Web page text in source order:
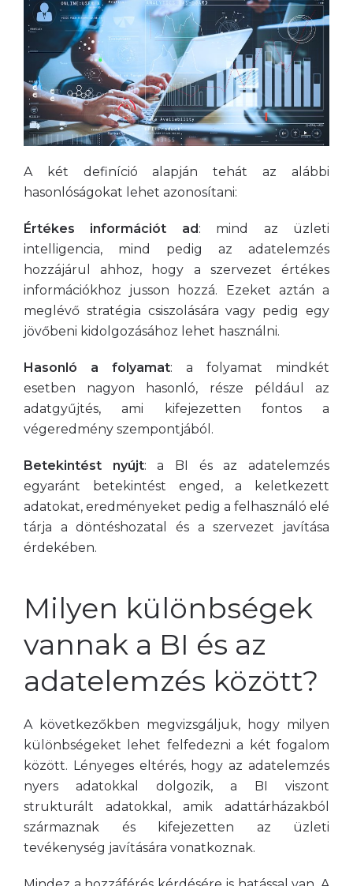
A két definíció alapján tehát az alábbi
hasonlóságokat lehet azonosítani:
Értékes információt ad: mind az üzleti
intelligencia, mind pedig az adatelemzés
hozzájárul ahhoz, hogy a szervezet értékes
információkhoz jusson hozzá. Ezeket aztán a
meglévő stratégia csiszolására vagy pedig egy
jövőbeni kidolgozásához lehet használni.
Hasonló a folyamat: a folyamat mindkét
esetben nagyon hasonló, része például az
adatgyűjtés, ami kifejezetten fontos a
végeredmény szempontjából.
Betekintést nyújt: a BI és az adatelemzés
egyaránt betekintést enged, a keletkezett
adatokat, eredményeket pedig a felhasználó elé
tárja a döntéshozatal és a szervezet javítása
érdekében.
Milyen különbségek
vannak a BI és az
adatelemzés között?
A következőkben megvizsgáljuk, hogy milyen
különbségeket lehet felfedezni a két fogalom
között. Lényeges eltérés, hogy az adatelemzés
nyers adatokkal dolgozik, a BI viszont
strukturált adatokkal, amik adattárházakból
származnak és kifejezetten az üzleti
tevékenység javítására vonatkoznak.